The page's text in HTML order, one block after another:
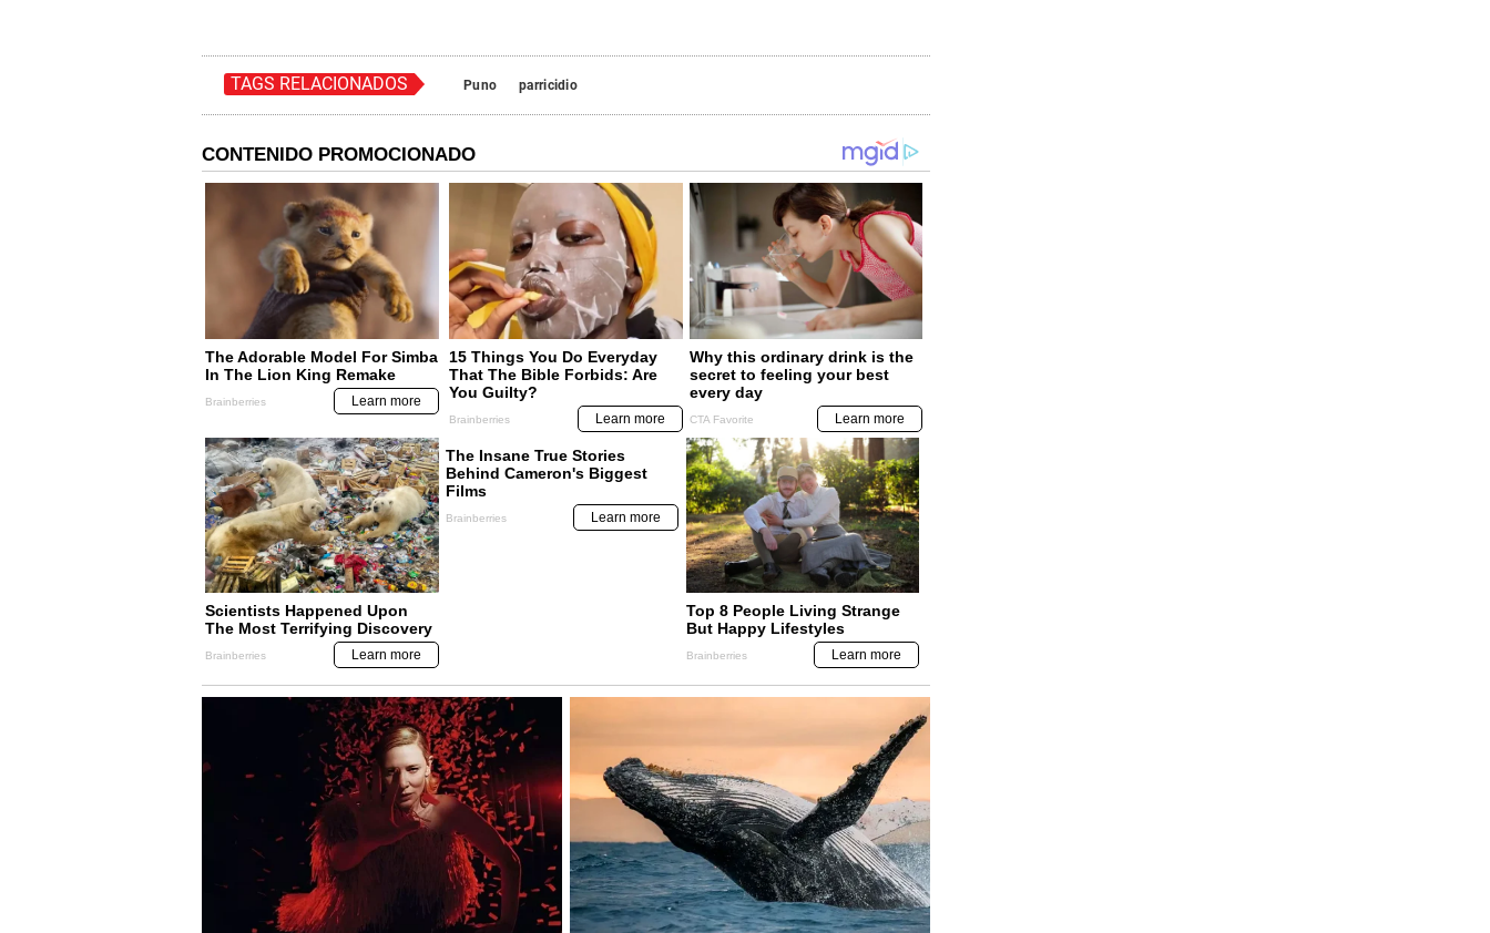
TAGS RELACIONADOS Puno parricidio